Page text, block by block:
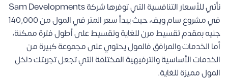
نأتي للأسعار التنافسية التي توفرها شركة Sam Developments
في مشروع سام ويف، حيث يبدأ سعر المتر في المول من 140,000
جنيه بمقدم تقسيط مرن للغاية وتقسيط على أطول فترة ممكنة،
أما الخدمات والمرافق فالمول يحتوي على مجموعة كبيرة من
الخدمات الأساسية والترفيهية المختلفة التي تجعل تجربتك داخل
المول مميزة للغاية.